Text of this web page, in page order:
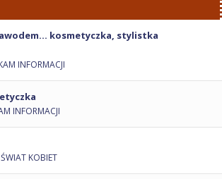
kosmetyczka, stylistka
INFORMACJI
INFORMACJI
ŚWIAT KOBIET